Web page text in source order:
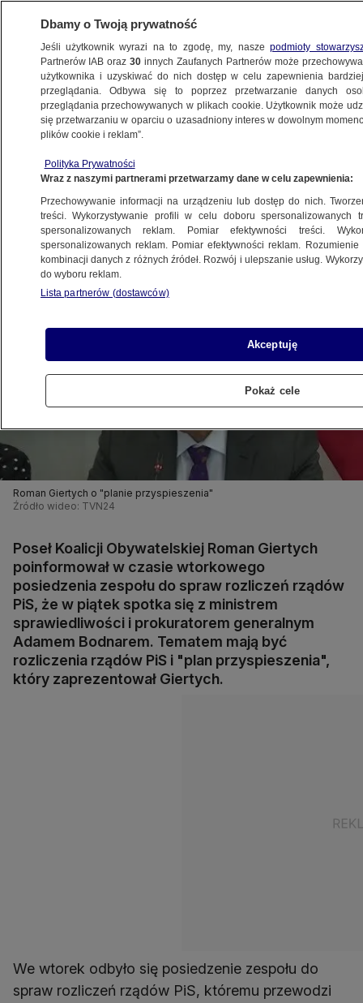
POLSKA
PiS-u. Ma plan
25.06.2024, 18:00
Udostępnij
Roman Giertych o "planie przyspieszenia"
Źródło wideo: TVN24
Poseł Koalicji Obywatelskiej Roman Giertych
poinformował w czasie wtorkowego
posiedzenia zespołu do spraw rozliczeń rządów
PiS, że w piątek spotka się z ministrem
sprawiedliwości i prokuratorem generalnym
Adamem Bodnarem. Tematem mają być
rozliczenia rządów PiS i "plan przyspieszenia",
który zaprezentował Giertych.
We wtorek odbyło się posiedzenie zespołu do
spraw rozliczeń rządów PiS, któremu przewodzi
Dbamy o Twoją prywatność
Jeśli użytkownik wyrazi na to zgodę, my, naszepodmioty
Partnerów IAB oraz30 innych Zaufanych Partnerów może
użytkownika i uzyskiwać do nich dostęp w celu zapewnienia
przeglądania. Odbywa się to poprzez przetwarzanie danych
przeglądania przechowywanych w plikach cookie. Użytkownik może
się przetwarzaniu w oparciu o uzasadniony interes w dowolnym
plików cookie i reklam”.
Polityka Prywatności
Wraz z naszymi partnerami przetwarzamy dane w celu zapewnienia:
Przechowywanie informacji na urządzeniu lub dostęp do nich.
treści. Wykorzystywanie profili w celu doboru spersonalizowanych
spersonalizowanych reklam. Pomiar efektywności treści.
spersonalizowanych reklam. Pomiar efektywności reklam.
kombinacji danych z różnych źródeł. Rozwój i ulepszanie usług.
do wyboru reklam.
Lista partnerów (dostawców)
Akceptuję
Pokaż cele